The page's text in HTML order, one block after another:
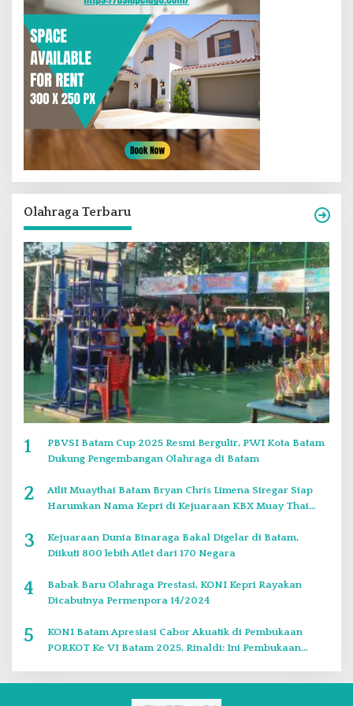
Olahraga Terbaru
1
PBVSI Batam Cup 2025 Resmi Bergulir, PWI Kota Batam
Dukung Pengembangan Olahraga di Batam
2
Atlit Muaythai Batam Bryan Chris Limena Siregar Siap
Harumkan Nama Kepri di Kejuaraan KBX Muay Thai
3
Kejuaraan Dunia Binaraga Bakal Digelar di Batam,
Diikuti 800 lebih Atlet dari 170 Negara
4
Babak Baru Olahraga Prestasi, KONI Kepri Rayakan
Dicabutnya Permenpora 14/2024
5
KONI Batam Apresiasi Cabor Akuatik di Pembukaan
PORKOT Ke VI Batam 2025, Rinaldi: Ini Pembukaan